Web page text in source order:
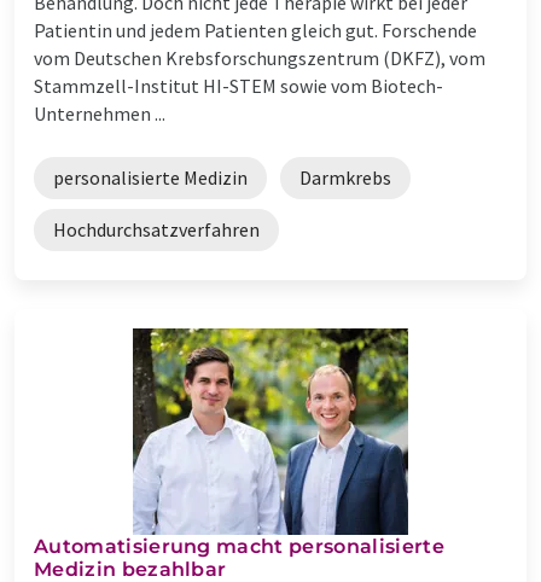
Patientin und jedem Patienten gleich gut. Forschende
vom Deutschen Krebsforschungszentrum (DKFZ), vom
Stammzell-Institut HI-STEM sowie vom Biotech-
Unternehmen ...
personalisierte Medizin Darmkrebs
Hochdurchsatzverfahren
Automatisierung macht personalisierte
Medizin bezahlbar